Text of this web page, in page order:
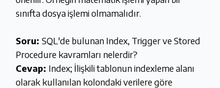
sınıfta dosya işlemi olmamalıdır.
Soru: SQL'de bulunan Index, Trigger ve Stored
Procedure kavramları nelerdir?
Cevap: Index; İlişkili tablonun indexleme alanı
olarak kullanılan kolondaki verilere göre